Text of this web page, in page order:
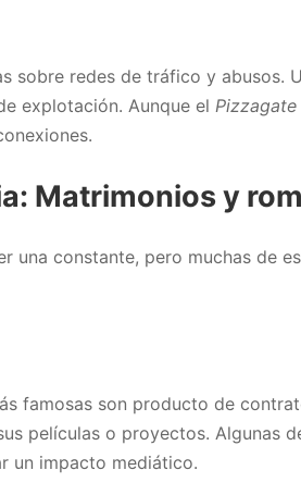
sobre redes de tráfico y abusos.
explotación. Aunque el Pizzagate
Matrimonios y
una constante, pero muchas de
famosas son producto de
películas o proyectos. Algunas
un impacto mediático.